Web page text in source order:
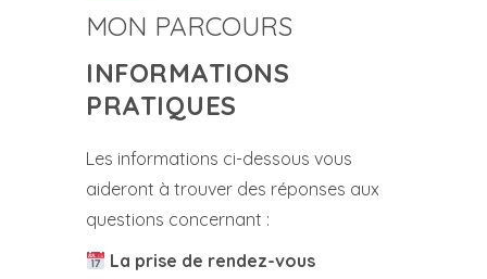
MON PARCOURS
INFORMATIONS
PRATIQUES
Les informations ci-dessous vous
aideront à trouver des réponses aux
questions concernant :
La prise de rendez-vous